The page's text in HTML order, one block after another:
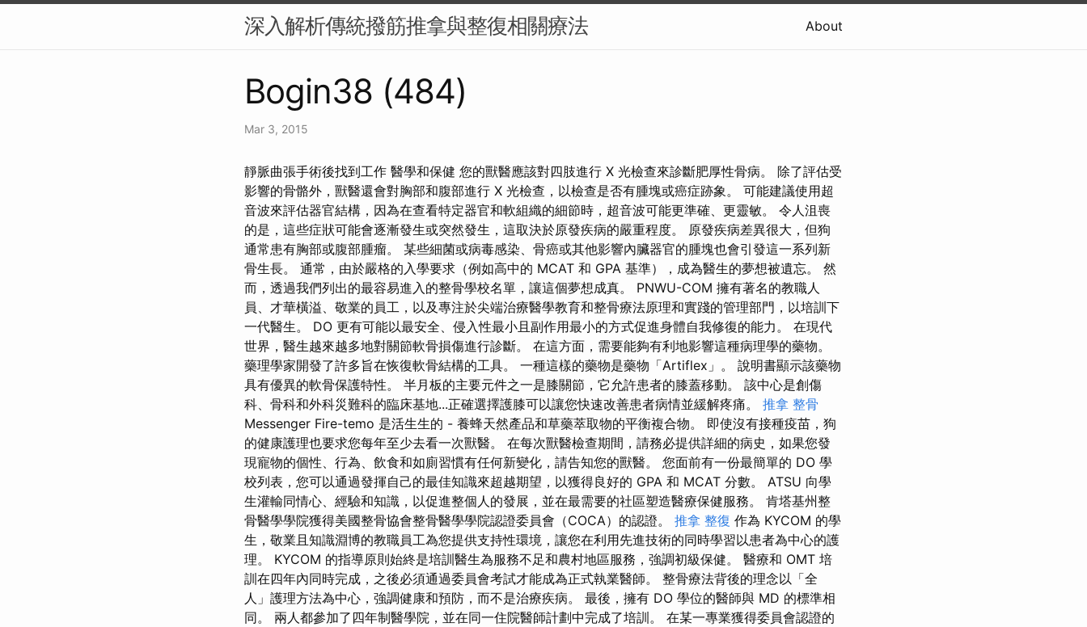
深入解析傳統撥筋推拿與整復相關療法 About
Bogin38 (484)
Mar 3, 2015
靜脈曲張手術後找到工作 醫學和保健 您的獸醫應該對四肢進行 X 光檢查來診斷肥厚性骨病。 除了評估受
影響的骨骼外，獸醫還會對胸部和腹部進行 X 光檢查，以檢查是否有腫塊或癌症跡象。 可能建議使用超
音波來評估器官結構，因為在查看特定器官和軟組織的細節時，超音波可能更準確、更靈敏。 令人沮喪
的是，這些症狀可能會逐漸發生或突然發生，這取決於原發疾病的嚴重程度。 原發疾病差異很大，但狗
通常患有胸部或腹部腫瘤。 某些細菌或病毒感染、骨癌或其他影響內臟器官的腫塊也會引發這一系列新
骨生長。 通常，由於嚴格的入學要求（例如高中的 MCAT 和 GPA 基準），成為醫生的夢想被遺忘。 然
而，透過我們列出的最容易進入的整骨學校名單，讓這個夢想成真。 PNWU-COM 擁有著名的教職人
員、才華橫溢、敬業的員工，以及專注於尖端治療醫學教育和整骨療法原理和實踐的管理部門，以培訓下
一代醫生。 DO 更有可能以最安全、侵入性最小且副作用最小的方式促進身體自我修復的能力。 在現代
世界，醫生越來越多地對關節軟骨損傷進行診斷。 在這方面，需要能夠有利地影響這種病理學的藥物。
藥理學家開發了許多旨在恢復軟骨結構的工具。 一種這樣的藥物是藥物「Artiflex」。 說明書顯示該藥物
具有優異的軟骨保護特性。 半月板的主要元件之一是膝關節，它允許患者的膝蓋移動。 該中心是創傷
科、骨科和外科災難科的臨床基地...正確選擇護膝可以讓您快速改善患者病情並緩解疼痛。 推拿 整骨
Messenger Fire-temo 是活生生的 - 養蜂天然產品和草藥萃取物的平衡複合物。 即使沒有接種疫苗，狗
的健康護理也要求您每年至少去看一次獸醫。 在每次獸醫檢查期間，請務必提供詳細的病史，如果您發
現寵物的個性、行為、飲食和如廁習慣有任何新變化，請告知您的獸醫。 您面前有一份最簡單的 DO 學
校列表，您可以通過發揮自己的最佳知識來超越期望，以獲得良好的 GPA 和 MCAT 分數。 ATSU 向學
生灌輸同情心、經驗和知識，以促進整個人的發展，並在最需要的社區塑造醫療保健服務。 肯塔基州整
骨醫學學院獲得美國整骨協會整骨醫學學院認證委員會（COCA）的認證。 推拿 整復 作為 KYCOM 的學
生，敬業且知識淵博的教職員工為您提供支持性環境，讓您在利用先進技術的同時學習以患者為中心的護
理。 KYCOM 的指導原則始終是培訓醫生為服務不足和農村地區服務，強調初級保健。 醫療和 OMT 培
訓在四年內同時完成，之後必須通過委員會考試才能成為正式執業醫師。 整骨療法背後的理念以「全
人」護理方法為中心，強調健康和預防，而不是治療疾病。 最後，擁有 DO 學位的醫師與 MD 的標準相
同。 兩人都參加了四年制醫學院，並在同一住院醫師計劃中完成了培訓。 在某一專業獲得委員會認證的